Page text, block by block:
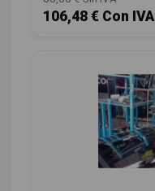
106,48 € Con IVA